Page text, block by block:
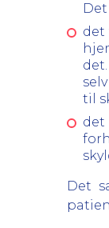
det
til
det
Det